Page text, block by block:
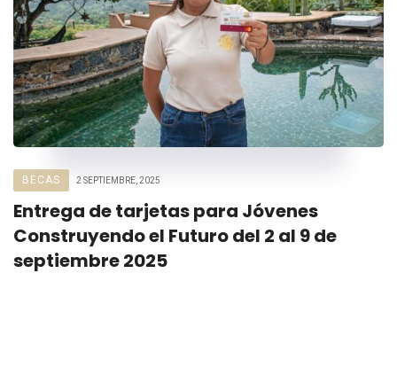
BECAS 2 SEPTIEMBRE, 2025
Entrega de tarjetas para Jóvenes
Construyendo el Futuro del 2 al 9 de
septiembre 2025